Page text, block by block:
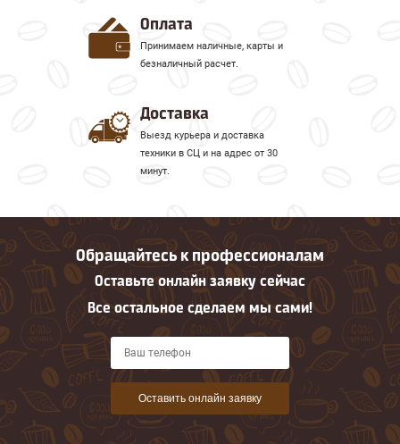
кофемашины с использованием
специальных чистящих средств и
замена изношенных деталей на
поломок, но и улучшить общую работу
всей системы.
Оплата
Принимаем наличные, карты и
безналичный расчет.
Доставка
Выезд курьера и доставка
техники в СЦ и на адрес от 30
минут.
Обращайтесь к профессионалам
Оставьте онлайн заявку сейчас
Все остальное сделаем мы сами!
Оставить онлайн заявку